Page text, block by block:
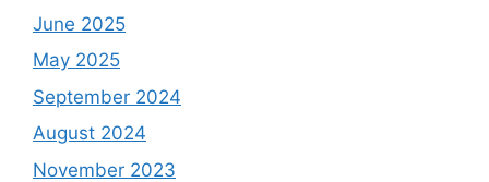
June 2025
May 2025
September 2024
August 2024
November 2023